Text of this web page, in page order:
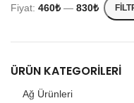
Fiyat: 460₺ — 830₺
ÜRÜN KATEGORILERI
Ağ Ürünleri